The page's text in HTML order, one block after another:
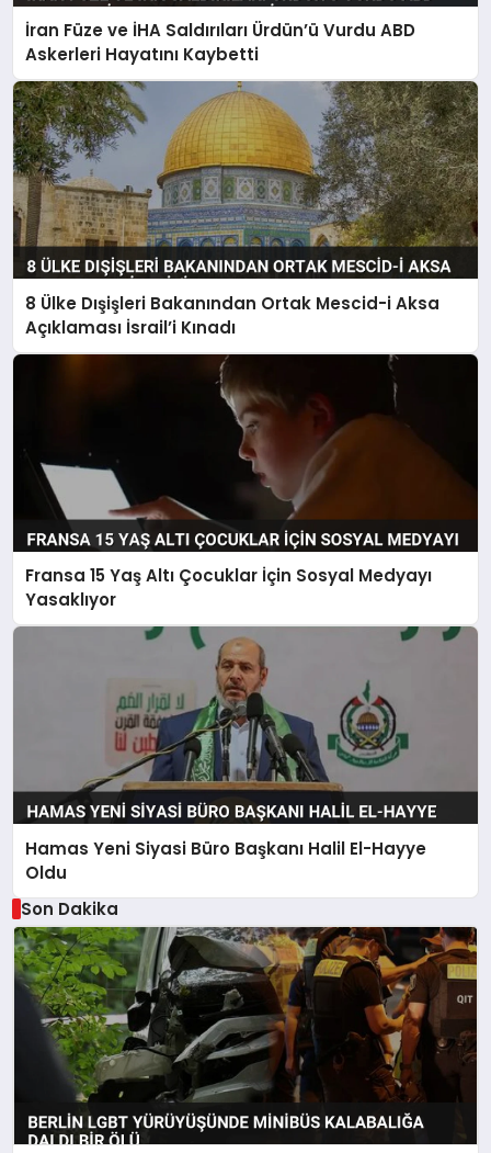
İran Füze ve İHA Saldırıları Ürdün’ü Vurdu ABD
Askerleri Hayatını Kaybetti
8 Ülke Dışişleri Bakanından Ortak Mescid-i Aksa
Açıklaması İsrail’i Kınadı
Fransa 15 Yaş Altı Çocuklar İçin Sosyal Medyayı
Yasaklıyor
Hamas Yeni Siyasi Büro Başkanı Halil El-Hayye
Oldu
Son Dakika